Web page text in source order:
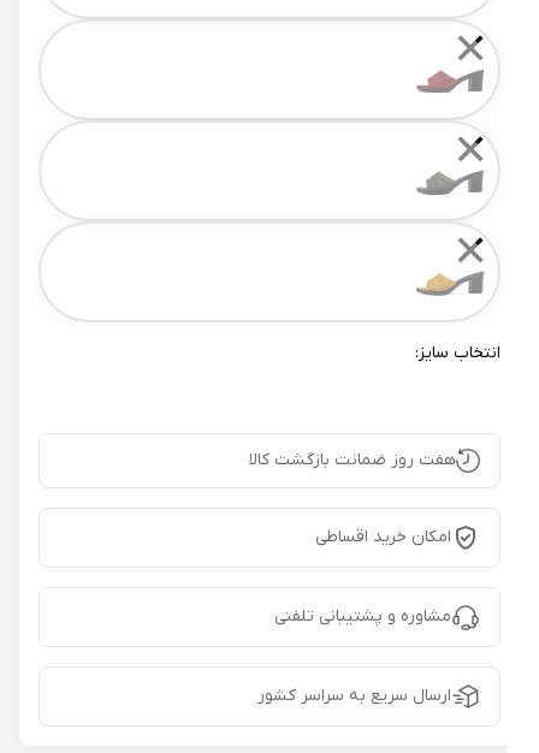
✕
✕
✕
انتخاب سایز:
هفت روز ضمانت بازگشت کالا
امکان خرید اقساطی
مشاوره و پشتیبانی تلفنی
ارسال سریع به سراسر کشور